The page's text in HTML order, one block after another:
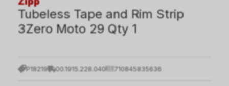
Tubeless Tape and Rim Strip
3Zero Moto 29 Qty 1
P18219 00.1915.228.040 710845835636